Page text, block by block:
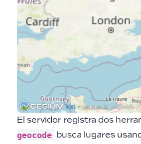
El servidor registra dos
geocode busca lugares